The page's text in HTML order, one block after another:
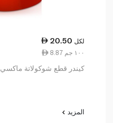
20.50 لكل
8.87 ١٠٠ جم
كيندر قطع شوكولاتة ماكسي
المزيد